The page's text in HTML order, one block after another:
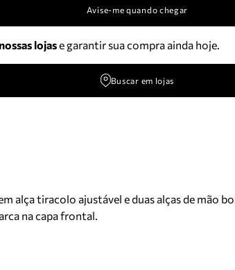
Avise-me quando chegar
lojase garantir sua compra ainda hoje.
Buscar em lojas
alça tiracolo ajustável e duas alças de mão
na capa frontal.